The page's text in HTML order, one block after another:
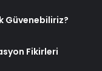
Güvenebiliriz?
Fikirleri